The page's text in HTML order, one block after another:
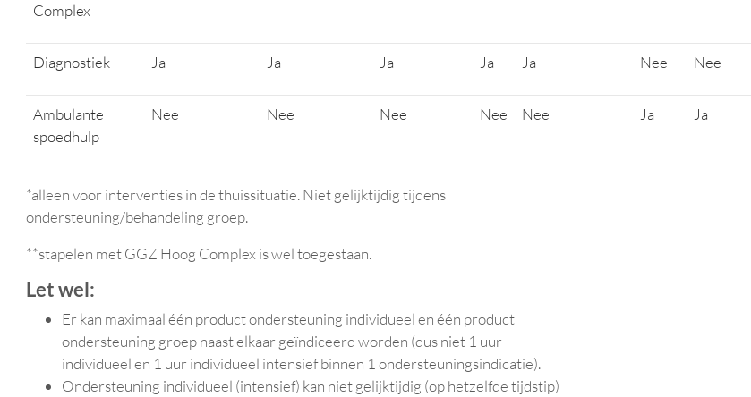
Complex
Diagnostiek Ja Ja Ja Ja Ja Nee Nee
Ambulante
spoedhulp
Nee Nee Nee Nee Nee Ja Ja
*alleen voor interventies in de thuissituatie. Niet gelijktijdig tijdens
ondersteuning/behandeling groep.
**stapelen met GGZ Hoog Complex is wel toegestaan.
Let wel:
Er kan maximaal één product ondersteuning individueel en één product
ondersteuning groep naast elkaar geïndiceerd worden (dus niet 1 uur
individueel en 1 uur individueel intensief binnen 1 ondersteuningsindicatie).
Ondersteuning individueel (intensief) kan niet gelijktijdig (op hetzelfde tijdstip)